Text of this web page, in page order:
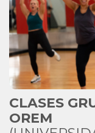
CLASES
OREM